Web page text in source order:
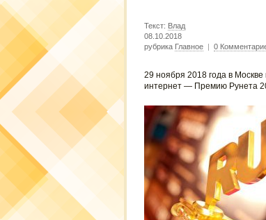
Текст: Влад
08.10.2018
рубрика Главное | 0
29 ноября 2018 года в Москве
интернет — Премию Рунета